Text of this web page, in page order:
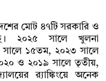
মোট ৪৭টি সরকারি ও
২০২৫ সালে খুলনা
সালে ১৫তম, ২০২৩ সালে
ও ২০১৯ সালে তৃতীয়,
র‌্যাঙ্কিংয়ে অনেক